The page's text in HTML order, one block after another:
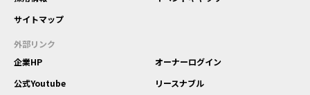
サイトマップ
外部リンク
企業HP
オーナーログイン
公式Youtube
リースナブル